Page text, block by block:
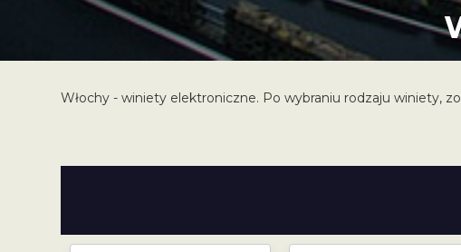
Włochy - winiety elektroniczne. Po wybraniu rodzaju winiety,